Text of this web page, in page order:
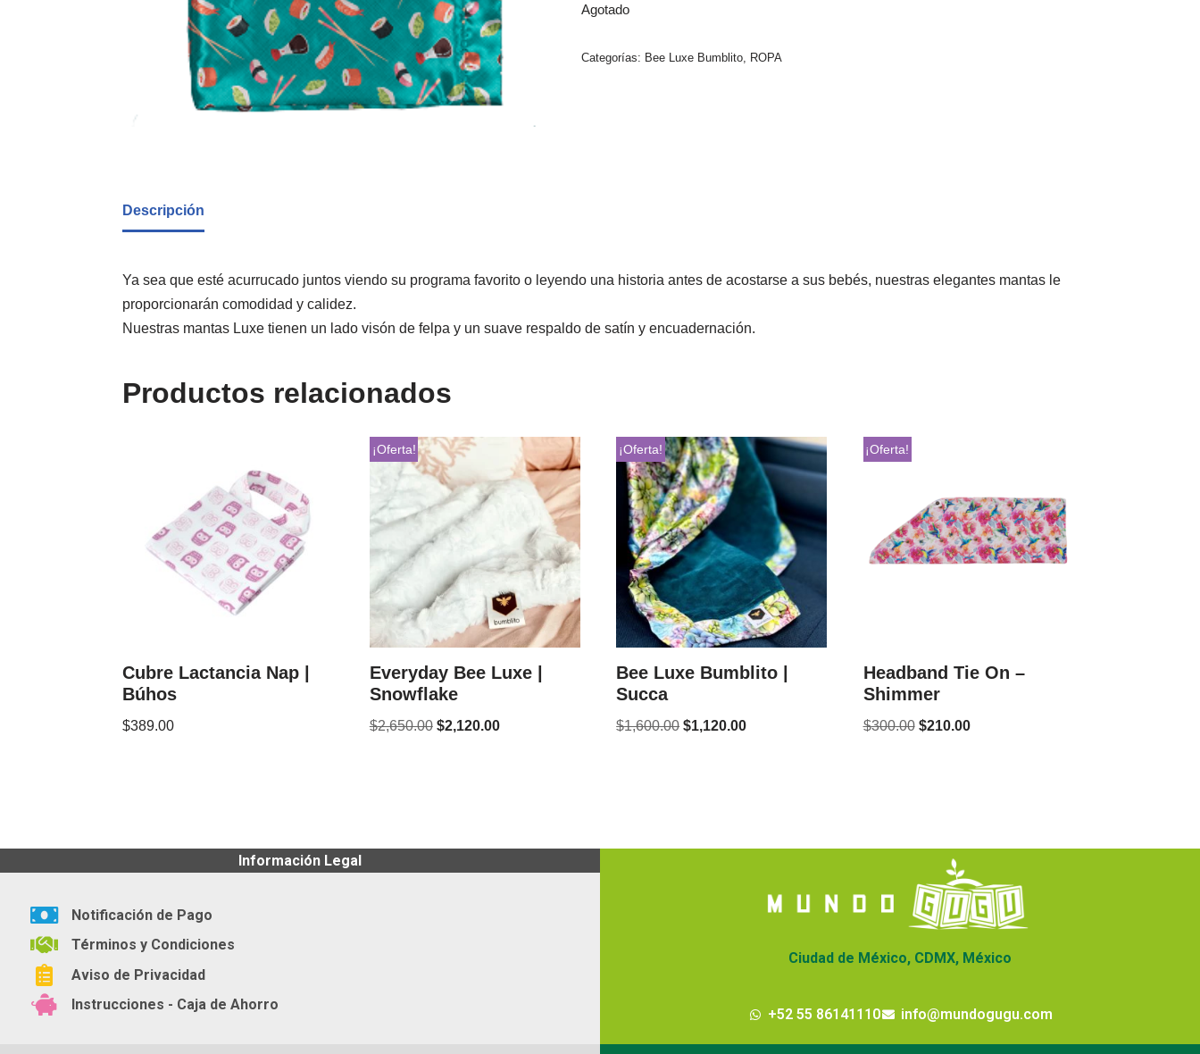
Agotado
Categorías: Bee Luxe Bumblito, ROPA
Descripción
Ya sea que esté acurrucado juntos viendo su programa favorito o leyendo una historia antes de acostarse a sus bebés, nuestras elegantes mantas le
proporcionarán comodidad y calidez.
Nuestras mantas Luxe tienen un lado visón de felpa y un suave respaldo de satín y encuadernación.
Productos relacionados
Cubre Lactancia Nap |
Búhos
$389.00
¡Oferta!
Everyday Bee Luxe |
Snowflake
$2,650.00 $2,120.00
¡Oferta!
Bee Luxe Bumblito |
Succa
$1,600.00 $1,120.00
¡Oferta!
Headband Tie On –
Shimmer
$300.00 $210.00
Información Legal
Notificación de Pago
Términos y Condiciones
Aviso de Privacidad
Instrucciones - Caja de Ahorro
Ciudad de México, CDMX, México
+52 55 86141110 info@mundogugu.com